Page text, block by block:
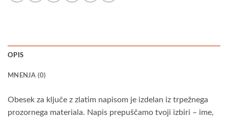
OPIS
MNENJA (0)
Obesek za ključe z zlatim napisom je izdelan iz trpežnega
prozornega materiala. Napis prepuščamo tvoji izbiri – ime,